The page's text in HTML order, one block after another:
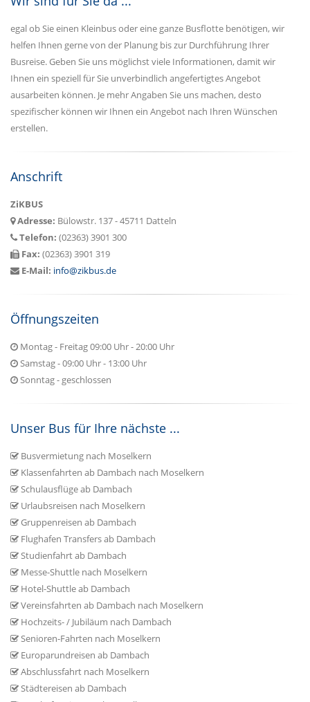
egal ob Sie einen Kleinbus oder eine ganze Busflotte benötigen, wir
helfen Ihnen gerne von der Planung bis zur Durchführung Ihrer
Busreise. Geben Sie uns möglichst viele Informationen, damit wir
Ihnen ein speziell für Sie unverbindlich angefertigtes Angebot
ausarbeiten können. Je mehr Angaben Sie uns machen, desto
spezifischer können wir Ihnen ein Angebot nach Ihren Wünschen
erstellen.
Anschrift
ZiKBUS
Adresse: Bülowstr. 137 - 45711 Datteln
Telefon: (02363) 3901 300
Fax: (02363) 3901 319
E-Mail: info@zikbus.de
Öffnungszeiten
Montag - Freitag 09:00 Uhr - 20:00 Uhr
Samstag - 09:00 Uhr - 13:00 Uhr
Sonntag - geschlossen
Unser Bus für Ihre nächste ...
Busvermietung nach Moselkern
Klassenfahrten ab Dambach nach Moselkern
Schulausflüge ab Dambach
Urlaubsreisen nach Moselkern
Gruppenreisen ab Dambach
Flughafen Transfers ab Dambach
Studienfahrt ab Dambach
Messe-Shuttle nach Moselkern
Hotel-Shuttle ab Dambach
Vereinsfahrten ab Dambach nach Moselkern
Hochzeits- / Jubiläum nach Dambach
Senioren-Fahrten nach Moselkern
Europarundreisen ab Dambach
Abschlussfahrt nach Moselkern
Städtereisen ab Dambach